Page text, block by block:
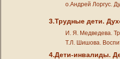
о.Андрей Лоргус.
3.Трудные дети.
И. Я. Медведева.
Т.Л. Шишова.
4.Дети-инвалиды.